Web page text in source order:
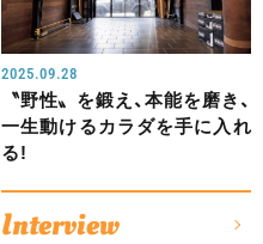
2025.09.28
〝野性〟を鍛え、本能を磨き、
一生動けるカラダを手に入れ
る!
Interview